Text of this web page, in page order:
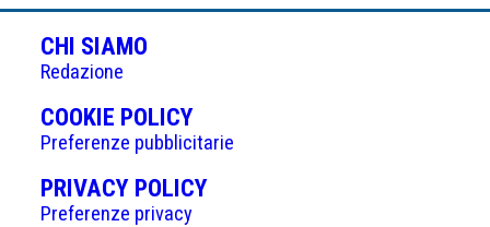
CHI SIAMO
Redazione
COOKIE POLICY(APRE
IN
UNA
NUOVA
Preferenze pubblicitarie
PRIVACY POLICY(APRE
Preferenze privacy